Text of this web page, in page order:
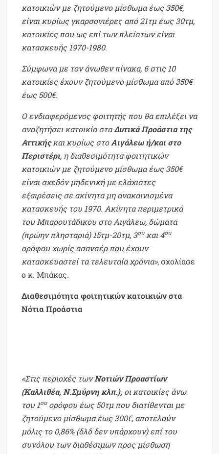
κατοικιών με ζητούμενο μίσθωμα έως 350€,
είναι κυρίως γκαρσονιέρες από 21τμ έως 30τμ,
κατοικίες που ως επί των πλείστων είναι
κατασκευής 1970-1980.
Σύμφωνα με τον άνωθεν πίνακα, 6 στις 10
κατοικίες έχουν ζητούμενο μίσθωμα από 350€
έως 500€.
Ο ενδιαφερόμενος φοιτητής που θα επιλέξει να
αναζητήσει κατοικία σταΔυτικά Προάστια της
Αττικήςκαι κυρίως στοΑιγάλεω ή/και στο
Περιστέρι, η διαθεσιμότητα φοιτητικών
κατοικιών με ζητούμενο μίσθωμα έως 350€
είναι σχεδόν μηδενική με ελάχιστες
εξαιρέσεις σε ακίνητα μη ανακαινισμένα
κατασκευής του 1970. Ακίνητα περιμετρικά
του Μπαρουτάδικου στο Αιγάλεω, δώματα
(πρώην πλησταριά) 15τμ-20τμ, 3ουκαι 4ου
ορόφου χωρίς ασανσέρ που έχουν
κατασκευαστεί τα τελευταία χρόνια», σχολίασε
ο κ. Μπάκας.
Διαθεσιμότητα φοιτητικών κατοικιών στα
Νότια Προάστια
«Στις περιοχές τωνΝοτιών Προαστίων
(Καλλιθέα, Ν.Σμύρνη κλπ.), οι κατοικίες άνω
του 1ουορόφου έως 50τμ που διατίθενται με
ζητούμενο μίσθωμα έως 300€, αποτελούν
μόλις το 0,86% (δλδ δεν υπάρχουν) επί του
συνόλου των διαθέσιμων προς μίσθωση